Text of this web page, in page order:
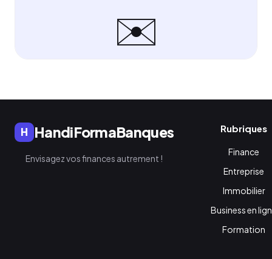
✉️
H HandiFormaBanques
Envisagez vos finances autrement !
Rubriques
Finance
Entreprise
Immobilier
Business en
Formation